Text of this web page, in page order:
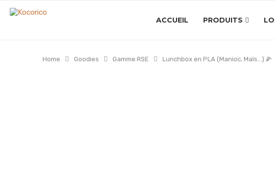
ACCUEIL PRODUITS
Home Goodies Gamme RSE Lunchbox en PLA (Manioc, Maïs…) 🌽